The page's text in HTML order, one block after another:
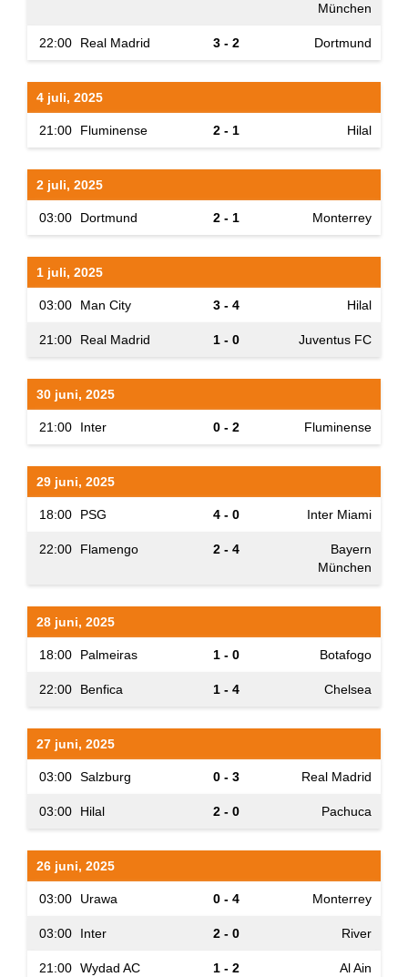
München
22:00 Real Madrid 3 - 2 Dortmund
4 juli, 2025
21:00 Fluminense 2 - 1 Hilal
2 juli, 2025
03:00 Dortmund 2 - 1 Monterrey
1 juli, 2025
03:00 Man City 3 - 4 Hilal
21:00 Real Madrid 1 - 0 Juventus FC
30 juni, 2025
21:00 Inter 0 - 2 Fluminense
29 juni, 2025
18:00 PSG 4 - 0 Inter Miami
22:00 Flamengo 2 - 4
Bayern
München
28 juni, 2025
18:00 Palmeiras 1 - 0 Botafogo
22:00 Benfica 1 - 4 Chelsea
27 juni, 2025
03:00 Salzburg 0 - 3 Real Madrid
03:00 Hilal 2 - 0 Pachuca
26 juni, 2025
03:00 Urawa 0 - 4 Monterrey
03:00 Inter 2 - 0 River
21:00 Wydad AC 1 - 2 Al Ain